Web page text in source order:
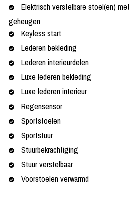
Elektrisch verstelbare stoel(en) met
geheugen
Keyless start
Lederen bekleding
Lederen interieurdelen
Luxe lederen bekleding
Luxe lederen interieur
Regensensor
Sportstoelen
Sportstuur
Stuurbekrachtiging
Stuur verstelbaar
Voorstoelen verwarmd